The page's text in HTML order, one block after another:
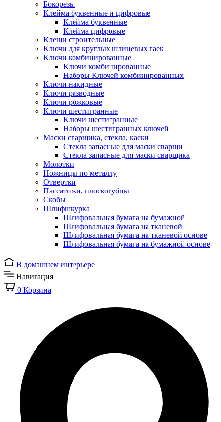
Бокорезы
Клейма буквенные и цифровые
Клейма буквенные
Клейма цифровые
Клещи строительные
Ключи для круглых шлицевых гаек
Ключи комбинированные
Ключи комбинированные
Наборы Ключей комбинированных
Ключи накидные
Ключи разводные
Ключи рожковые
Ключи шестигранные
Ключи шестигранные
Наборы шестигранных ключей
Маски сварщика, стекла, каски
Стекла запасные для маски сварщи
Стекла запасные для маски сварщика
Молотки
Ножницы по металлу
Отвертки
Пассатижи, плоскогубцы
Скобы
Шлифшкурка
Шлифовальная бумага на бумажной
Шлифовальная бумага на тканевой
Шлифовальная бумага на тканевой основе
Шлифовальная бумага на бумажной основе
В домашнем интерьере
Навигация
0 Корзина